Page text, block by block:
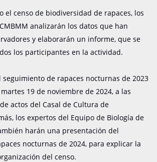
el censo de biodiversidad de rapaces, los
analizarán los datos que han
y elaborarán un informe, que se
los participantes en la actividad.
seguimiento de rapaces nocturnas de 2023
19 de noviembre de 2024, a las
actos del Casal de Cultura de
los expertos del Equipo de Biología de
harán una presentación del
nocturnas de 2024, para explicar la
del censo.